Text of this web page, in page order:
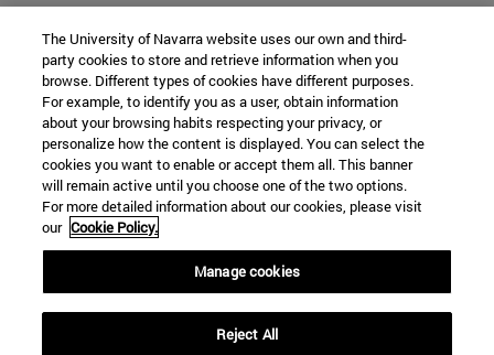
The University of Navarra website uses our own and third-
party cookies to store and retrieve information when you
browse. Different types of cookies have different purposes.
For example, to identify you as a user, obtain information
about your browsing habits respecting your privacy, or
personalize how the content is displayed. You can select the
cookies you want to enable or accept them all. This banner
will remain active until you choose one of the two options.
For more detailed information about our cookies, please visit
our Cookie Policy.
Manage cookies
Reject All